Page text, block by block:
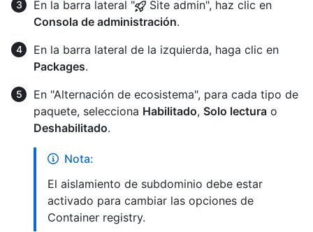
En la barra lateral "
Site admin", haz clic en
Consola de administración.
En la barra lateral de la izquierda, haga clic en
Packages.
En "Alternación de ecosistema", para cada tipo de
paquete, selecciona Habilitado, Solo lectura o
Deshabilitado.
Nota:
El aislamiento de subdominio debe estar
activado para cambiar las opciones de
Container registry.